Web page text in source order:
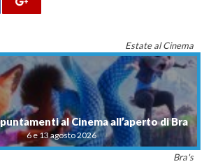
Estate al Cinema
al Cinema all’aperto di Bra
6 e 13 agosto 2026
Bra's